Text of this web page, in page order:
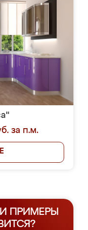
за п.м.
ПРИМЕРЫ